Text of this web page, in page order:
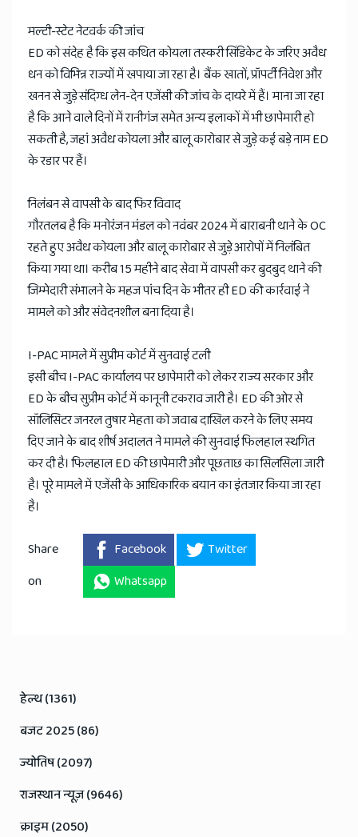
मल्टी-स्टेट नेटवर्क की जांच
ED को संदेह है कि इस कथित कोयला तस्करी सिंडिकेट के जरिए अवैध
धन को विभिन्न राज्यों में खपाया जा रहा है। बैंक खातों, प्रॉपर्टी निवेश और
खनन से जुड़े संदिग्ध लेन-देन एजेंसी की जांच के दायरे में हैं। माना जा रहा
है कि आने वाले दिनों में रानीगंज समेत अन्य इलाकों में भी छापेमारी हो
सकती है, जहां अवैध कोयला और बालू कारोबार से जुड़े कई बड़े नाम ED
के रडार पर हैं।
निलंबन से वापसी के बाद फिर विवाद
गौरतलब है कि मनोरंजन मंडल को नवंबर 2024 में बाराबनी थाने के OC
रहते हुए अवैध कोयला और बालू कारोबार से जुड़े आरोपों में निलंबित
किया गया था। करीब 15 महीने बाद सेवा में वापसी कर बुदबुद थाने की
जिम्मेदारी संभालने के महज पांच दिन के भीतर ही ED की कार्रवाई ने
मामले को और संवेदनशील बना दिया है।
I-PAC मामले में सुप्रीम कोर्ट में सुनवाई टली
इसी बीच I-PAC कार्यालय पर छापेमारी को लेकर राज्य सरकार और
ED के बीच सुप्रीम कोर्ट में कानूनी टकराव जारी है। ED की ओर से
सॉलिसिटर जनरल तुषार मेहता को जवाब दाखिल करने के लिए समय
दिए जाने के बाद शीर्ष अदालत ने मामले की सुनवाई फिलहाल स्थगित
कर दी है। फिलहाल ED की छापेमारी और पूछताछ का सिलसिला जारी
है। पूरे मामले में एजेंसी के आधिकारिक बयान का इंतजार किया जा रहा
है।
Share
on
Facebook
Twitter
Whatsapp
हेल्थ (1361)
बजट 2025 (86)
ज्योतिष (2097)
राजस्थान न्यूज़ (9646)
क्राइम (2050)